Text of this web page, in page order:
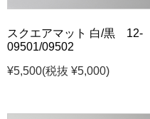
スクエアマット 白/黒 12-
09501/09502
¥5,500(税抜 ¥5,000)